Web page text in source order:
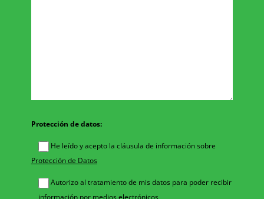
Protección de datos:
He leído y acepto la cláusula de información sobre
Protección de Datos
Autorizo al tratamiento de mis datos para poder recibir
información por medios electrónicos